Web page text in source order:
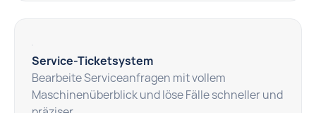
Service-Ticketsystem
Bearbeite Serviceanfragen mit vollem
Maschinenüberblick und löse Fälle schneller und